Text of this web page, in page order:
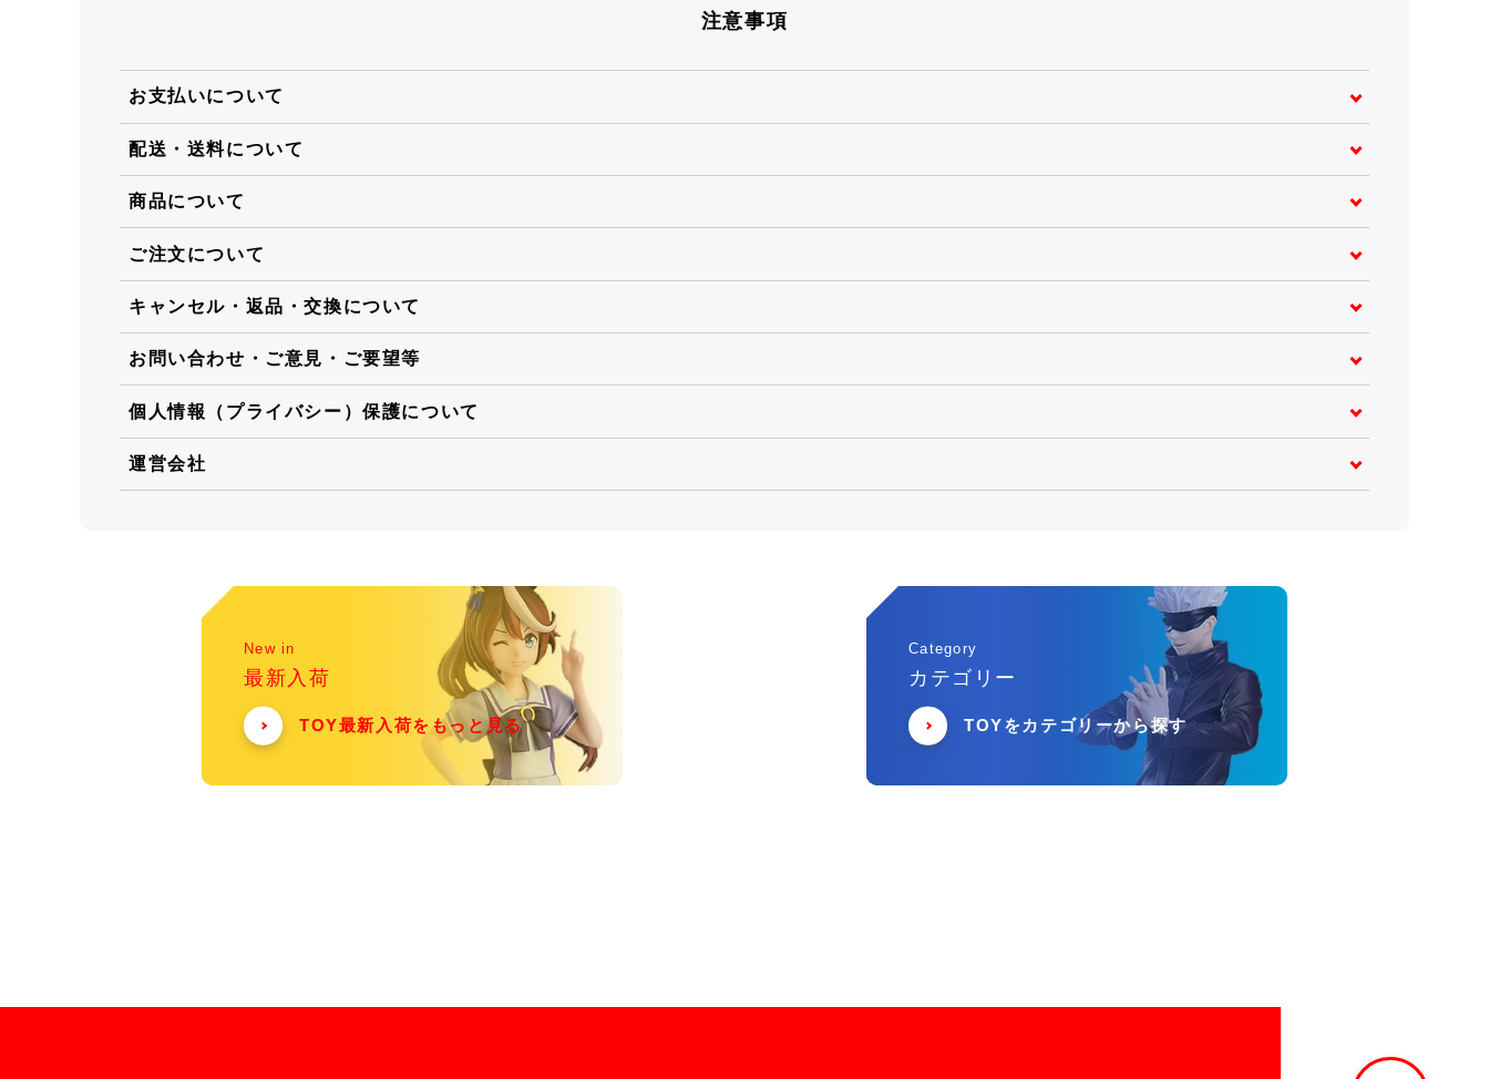
注意事項
お支払いについて
配送・送料について
商品について
ご注文について
キャンセル・返品・交換について
お問い合わせ・ご意見・ご要望等
個人情報（プライバシー）保護について
運営会社
New in
最新入荷
TOY最新入荷をもっと見る
Category
カテゴリー
TOYをカテゴリーから探す